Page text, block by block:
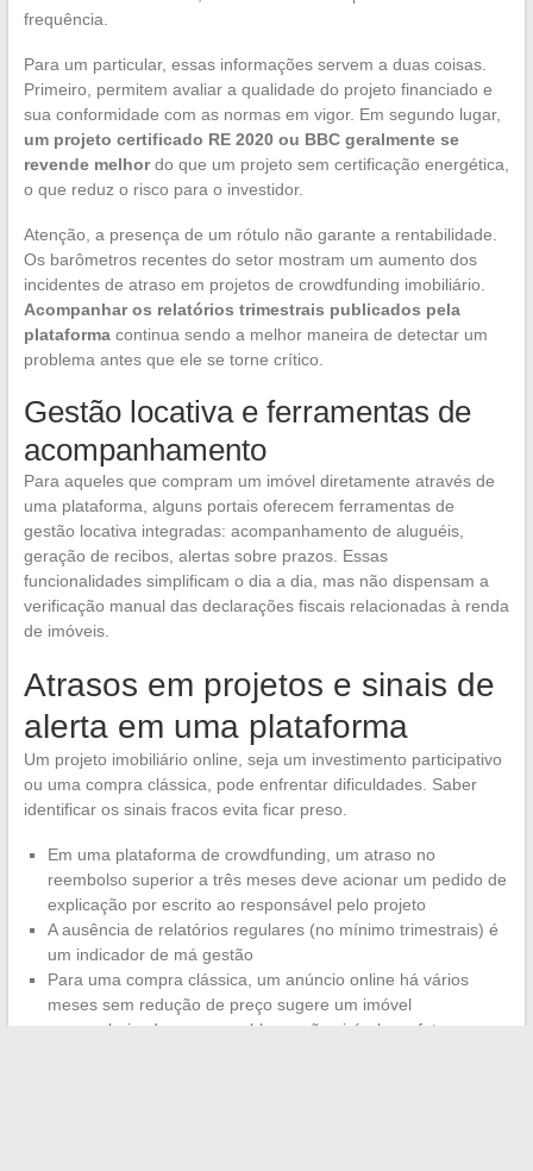
frequência.
Para um particular, essas informações servem a duas coisas.
Primeiro, permitem avaliar a qualidade do projeto financiado e
sua conformidade com as normas em vigor. Em segundo lugar,
um projeto certificado RE 2020 ou BBC geralmente se
revende melhordo que um projeto sem certificação energética,
o que reduz o risco para o investidor.
Atenção, a presença de um rótulo não garante a rentabilidade.
Os barômetros recentes do setor mostram um aumento dos
incidentes de atraso em projetos de crowdfunding imobiliário.
Acompanhar os relatórios trimestrais publicados pela
plataformacontinua sendo a melhor maneira de detectar um
problema antes que ele se torne crítico.
Gestão locativa e ferramentas de
acompanhamento
Para aqueles que compram um imóvel diretamente através de
uma plataforma, alguns portais oferecem ferramentas de
gestão locativa integradas: acompanhamento de aluguéis,
geração de recibos, alertas sobre prazos. Essas
funcionalidades simplificam o dia a dia, mas não dispensam a
verificação manual das declarações fiscais relacionadas à renda
de imóveis.
Atrasos em projetos e sinais de
alerta em uma plataforma
Um projeto imobiliário online, seja um investimento participativo
ou uma compra clássica, pode enfrentar dificuldades. Saber
identificar os sinais fracos evita ficar preso.
Em uma plataforma de crowdfunding, um atraso no
reembolso superior a três meses deve acionar um pedido de
explicação por escrito ao responsável pelo projeto
A ausência de relatórios regulares (no mínimo trimestrais) é
um indicador de má gestão
Para uma compra clássica, um anúncio online há vários
meses sem redução de preço sugere um imóvel
supervalorizado ou um problema não visível nas fotos